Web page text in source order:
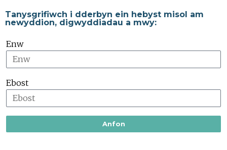
Tanysgrifiwch i dderbyn ein hebyst misol am
newyddion, digwyddiadau a mwy:
Enw
Ebost
Anfon